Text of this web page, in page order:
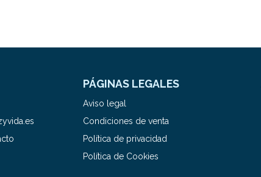
PÁGINAS LEGALES
Aviso legal
Condiciones de venta
Política de privacidad
Política de Cookies